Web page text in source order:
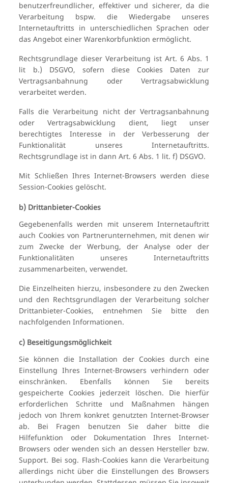
benutzerfreundlicher, effektiver und sicherer, da die
Verarbeitung bspw. die Wiedergabe unseres
Internetauftritts in unterschiedlichen Sprachen oder
das Angebot einer Warenkorbfunktion ermöglicht.
Rechtsgrundlage dieser Verarbeitung ist Art. 6 Abs. 1
lit b.) DSGVO, sofern diese Cookies Daten zur
Vertragsanbahnung oder Vertragsabwicklung
verarbeitet werden.
Falls die Verarbeitung nicht der Vertragsanbahnung
oder Vertragsabwicklung dient, liegt unser
berechtigtes Interesse in der Verbesserung der
Funktionalität unseres Internetauftritts.
Rechtsgrundlage ist in dann Art. 6 Abs. 1 lit. f) DSGVO.
Mit Schließen Ihres Internet-Browsers werden diese
Session-Cookies gelöscht.
b) Drittanbieter-Cookies
Gegebenenfalls werden mit unserem Internetauftritt
auch Cookies von Partnerunternehmen, mit denen wir
zum Zwecke der Werbung, der Analyse oder der
Funktionalitäten unseres Internetauftritts
zusammenarbeiten, verwendet.
Die Einzelheiten hierzu, insbesondere zu den Zwecken
und den Rechtsgrundlagen der Verarbeitung solcher
Drittanbieter-Cookies, entnehmen Sie bitte den
nachfolgenden Informationen.
c) Beseitigungsmöglichkeit
Sie können die Installation der Cookies durch eine
Einstellung Ihres Internet-Browsers verhindern oder
einschränken. Ebenfalls können Sie bereits
gespeicherte Cookies jederzeit löschen. Die hierfür
erforderlichen Schritte und Maßnahmen hängen
jedoch von Ihrem konkret genutzten Internet-Browser
ab. Bei Fragen benutzen Sie daher bitte die
Hilfefunktion oder Dokumentation Ihres Internet-
Browsers oder wenden sich an dessen Hersteller bzw.
Support. Bei sog. Flash-Cookies kann die Verarbeitung
allerdings nicht über die Einstellungen des Browsers